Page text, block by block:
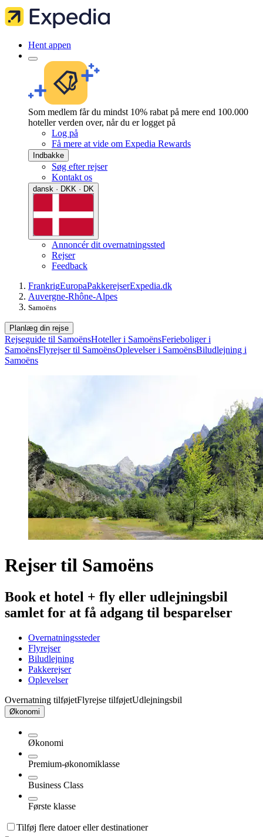
Hent appen
Som medlem får du mindst 10% rabat på mere end 100.000
hoteller verden over, når du er logget på
Log på
Få mere at vide om Expedia Rewards
Indbakke
Søg efter rejser
Kontakt os
dansk · DKK · DK
Annoncér dit overnatningssted
Rejser
Feedback
FrankrigEuropaPakkerejserExpedia.dk
Auvergne-Rhône-Alpes
Samoëns
Planlæg din rejse
Rejseguide til SamoënsHoteller i SamoënsFerieboliger i
SamoënsFlyrejser til SamoënsOplevelser i SamoënsBiludlejning i
Samoëns
Rejser til Samoëns
Book et hotel + fly eller udlejningsbil
samlet for at få adgang til besparelser
Overnatningssteder
Flyrejser
Biludlejning
Pakkerejser
Oplevelser
Overnatning tilføjetFlyrejse tilføjetUdlejningsbil
Økonomi
Økonomi
Premium-økonomiklasse
Business Class
Første klasse
Tilføj flere datoer eller destinationer